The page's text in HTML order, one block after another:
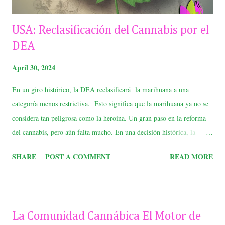
USA: Reclasificación del Cannabis por el
DEA
April 30, 2024
En un giro histórico, la DEA reclasificará la marihuana a una
categoría menos restrictiva. Esto significa que la marihuana ya no se
considera tan peligrosa como la heroína. Un gran paso en la reforma
del cannabis, pero aún falta mucho. En una decisión histórica, la
reclasificará la marihuana de la Lista I a la Lista III. Esto significa que
¿Qué significa la reclasificación? Estar en la Lista III significa que la
SHARE POST A COMMENT READ MORE
La Comunidad Cannábica El Motor de